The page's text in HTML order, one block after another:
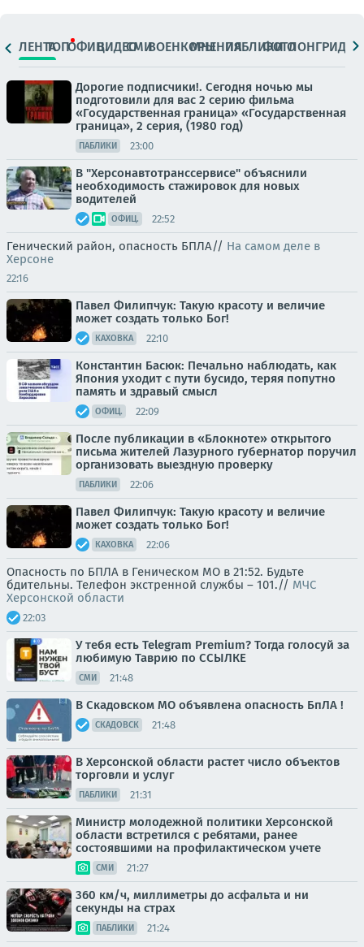
ЛЕНТАТОПОФИЦ.ВИДЕОСМИВОЕНКОРЫМНЕНИЯПАБЛИКИ
ФОТОЛОНГРИДЫ
Дорогие подписчики!. Сегодня ночью мы
подготовили для вас 2 серию фильма
«Государственная граница» «Государственная
граница», 2 серия, (1980 год)
ПАБЛИКИ 23:00
В "Херсонавтотранссервисе" объяснили
необходимость стажировок для новых
водителей
ОФИЦ. 22:52
Генический район, опасность БПЛА// На самом деле в
Херсоне
22:16
Павел Филипчук: Такую красоту и величие
может создать только Бог!
КАХОВКА 22:10
Константин Басюк: Печально наблюдать, как
Япония уходит с пути бусидо, теряя попутно
память и здравый смысл
ОФИЦ. 22:09
После публикации в «Блокноте» открытого
письма жителей Лазурного губернатор поручил
организовать выездную проверку
ПАБЛИКИ 22:06
Павел Филипчук: Такую красоту и величие
может создать только Бог!
КАХОВКА 22:06
Опасность по БПЛА в Геническом МО в 21:52. Будьте
бдительны. Телефон экстренной службы – 101.// МЧС
Херсонской области
22:03
У тебя есть Telegram Premium? Тогда голосуй за
любимую Таврию по ССЫЛКЕ
СМИ 21:48
В Скадовском МО объявлена опасность БпЛА !
СКАДОВСК 21:48
В Херсонской области растет число объектов
торговли и услуг
ПАБЛИКИ 21:31
Министр молодежной политики Херсонской
области встретился с ребятами, ранее
состоявшими на профилактическом учете
СМИ 21:27
360 км/ч, миллиметры до асфальта и ни
секунды на страх
ПАБЛИКИ 21:24